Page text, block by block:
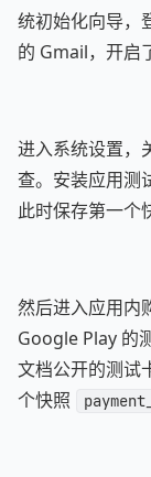
统初始化向导，
的 Gmail，开启
进入系统设置，
查。安装应用测
此时保存第一个
然后进入应用内
Google Play 的
文档公开的测试
个快照